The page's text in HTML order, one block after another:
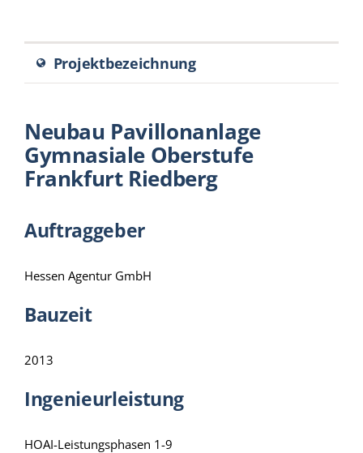
SEARCH
FOR:
Projektbezeichnung
Neubau Pavillonanlage
Gymnasiale Oberstufe
Frankfurt Riedberg
Auftraggeber
Hessen Agentur GmbH
Bauzeit
2013
Ingenieurleistung
HOAI-Leistungsphasen 1-9